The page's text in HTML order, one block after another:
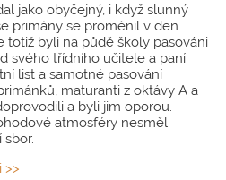
jako obyčejný, i když slunný
primány se proměnil v den
totiž byli na půdě školy pasováni
svého třídního učitele a paní
list a samotné pasování
maturanti z oktávy A a
a byli jim oporou.
atmosféry nesměl